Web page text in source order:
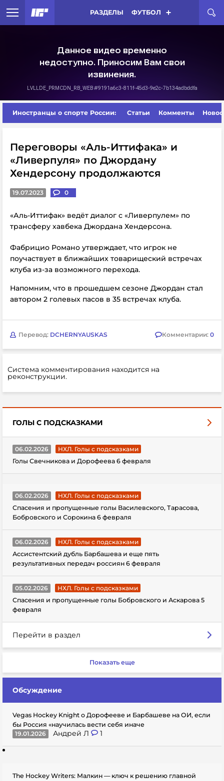
РАЗДЕЛЫ ФУТБОЛ
Иностранцы о спорте России: Статьи Комменты
Переговоры «Аль-Иттифака» и
«Ливерпуля» по Джордану
Хендерсону продолжаются
19.07.2023 0
«Аль-Иттифак» ведёт диалог с «Ливерпулем» по
трансферу хавбека Джордана Хендерсона.
Фабрицио Романо утверждает, что игрок не
поучаствует в ближайших товарищеский встречах
клуба из-за возможного перехода.
Напомним, что в прошедшем сезоне Джордан стал
автором 2 голевых пасов в 35 встречах клуба.
Перевод: DCHERNYAUSKAS Комментарии: 0
Система комментирования находится на
реконструкции.
ГОЛЫ С ПОДСКАЗКАМИ
06.02.2026
НХЛ. Голы с подсказками
Голы Свечникова и Дорофеева 6 февраля
06.02.2026
НХЛ. Голы с подсказками
Спасения и пропущенные голы Василевского, Тарасова,
Бобровского и Сорокина 6 февраля
06.02.2026
НХЛ. Голы с подсказками
Ассистентский дубль Барбашева и еще пять
результативных передач россиян 6 февраля
05.02.2026
НХЛ. Голы с подсказками
Спасения и пропущенные голы Бобровского и Аскарова 5
февраля
Перейти в раздел
Показать еще
Обсуждение
Vegas Hockey Knight о Дорофееве и Барбашеве на ОИ, если
бы Россия «научилась вести себя иначе
19.01.2026
Андрей Л 1
The Hockey Writers: Малкин — ключ к решению главной